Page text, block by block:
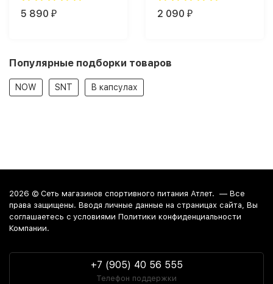
5 890 ₽ 2 090 ₽
Популярные подборки товаров
NOW SNT В капсулах
2026 © Сеть магазинов спортивного питания Атлет. — Все
права защищены. Вводя личные данные на страницах сайта, Вы
соглашаетесь c условиями Политики конфиденциальности
Компании.
+7 (905) 40 56 555
Телефон поддержки